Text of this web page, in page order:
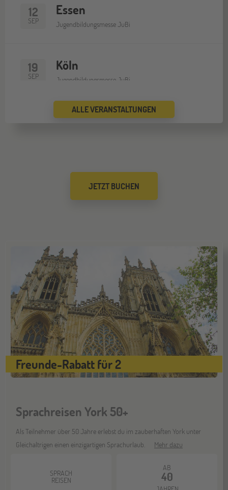
12
SEP
Essen
Jugendbildungsmesse JuBi
19
SEP
Köln
Jugendbildungsmesse JuBi
Bremen
Düsseldorf
Jugendbildungsmesse JuBi
29
SEP
ONLINE
Online-Infoabend: Ab ins Ausland
10
OKT
Gräfelfing
Jugendbildungsmesse JuBi
OKT Jugendbildungsmesse JuBi
Bochum
ALLE VERANSTALTUNGEN
JETZT BUCHEN
Freunde-Rabatt für 2
Sprachreisen York 50+
Als Teilnehmer über 50 Jahre erlebst du im zauberhaften York unter
Gleichaltrigen einen einzigartigen Sprachurlaub.
Mehr dazu
SPRACH
REISEN
AB
40